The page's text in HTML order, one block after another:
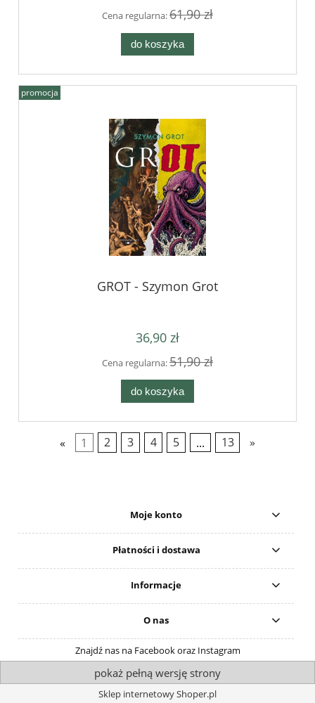
Cena regularna:61,90 zł
do koszyka
GROT - Szymon Grot
36,90 zł
Cena regularna:51,90 zł
do koszyka
promocja
« 1 2 3 4 5 ... 13 »
Moje konto
Płatności i dostawa
Informacje
O nas
Znajdź nas na Facebook oraz Instagram
pokaż pełną wersję strony
Sklep internetowy Shoper.pl